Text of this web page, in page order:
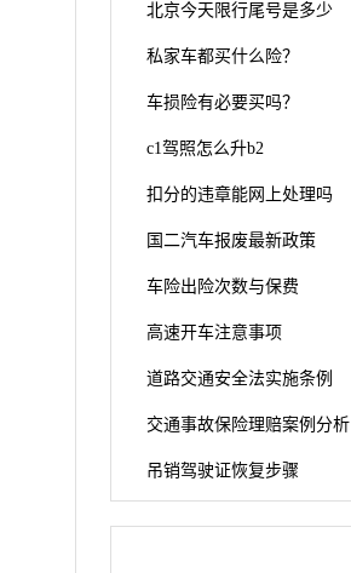
北京今天限行尾号是多少
私家车都买什么险？
车损险有必要买吗？
c1驾照怎么升b2
扣分的违章能网上处理吗
国二汽车报废最新政策
车险出险次数与保费
高速开车注意事项
道路交通安全法实施条例
交通事故保险理赔案例分析
吊销驾驶证恢复步骤